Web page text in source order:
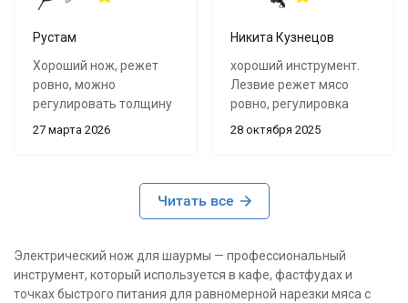
Рустам
Хороший нож, режет
ровно, можно
регулировать толщину
среза, удобно в работе.
Сделан качественно,
материалы норм, в руке
мыть не самое
удобное, так как нужно
разбирать, но к этому
27 марта 2026
Никита Кузнецов
хороший инструмент.
Лезвие режет мясо
ровно, регулировка
толщины полезная
небольших точек.
28 октября 2025
Читать все
Электрический нож для шаурмы — профессиональный
инструмент, который используется в кафе, фастфудах и
точках быстрого питания для равномерной нарезки мяса с